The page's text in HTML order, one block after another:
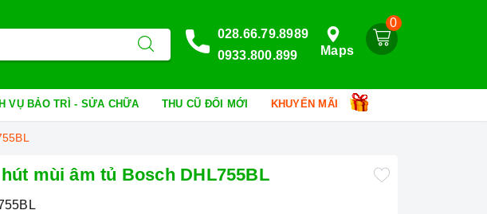
0
Maps
028.66.79.8989
0933.800.899
VỤ BẢO TRÌ - SỬA CHỮA THU CŨ ĐỔI MỚI KHUYẾN MÃI
mùi âm tủ Bosch DHL755BL